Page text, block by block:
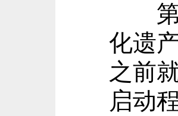
第
化遗
之前
启动